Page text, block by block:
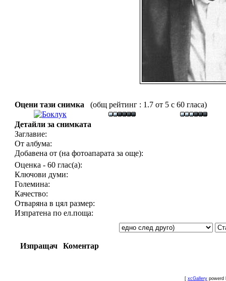
Оцени тази снимка (общ рейтинг : 1.7 от 5 с 60 гласа)
Детайли за снимката
Заглавие:
От албума:
Добавена от (на фотоапарата за още):
Оценка - 60 глас(а):
Ключови думи:
Големина:
Качество:
Отваряна в цял размер:
Изпратена по ел.поща:
Изпращач Коментар
[ xcGallery